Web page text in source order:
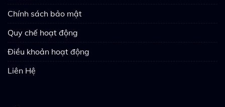
Chính sách bảo mật
Quy chế hoạt động
Điều khoản hoạt động
Liên Hệ